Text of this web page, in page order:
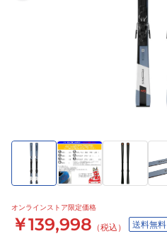
オンラインストア限定価格
￥139,998 （税込） 送料無料